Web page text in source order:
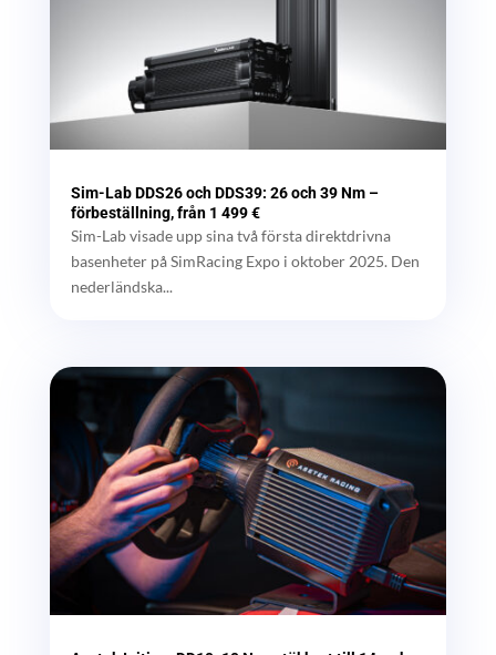
Sim-Lab DDS26 och DDS39: 26 och 39 Nm –
förbeställning, från 1 499 €
Sim-Lab visade upp sina två första direktdrivna
basenheter på SimRacing Expo i oktober 2025. Den
nederländska...